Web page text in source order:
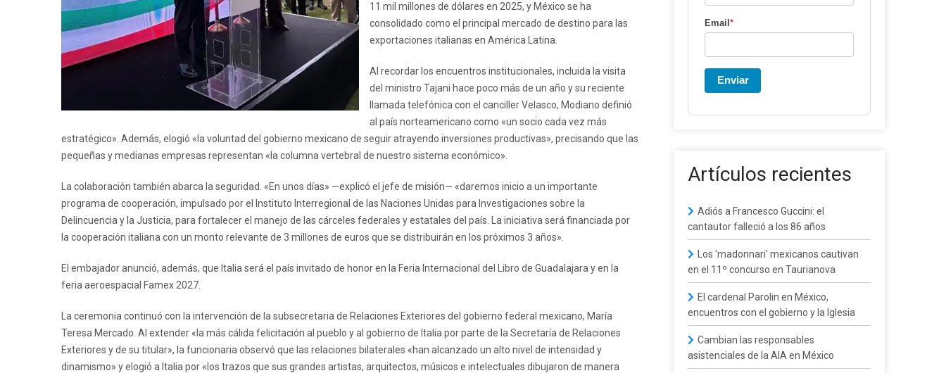
11 mil millones de dólares en 2025, y México se ha
consolidado como el principal mercado de destino para las
exportaciones italianas en América Latina.
Al recordar los encuentros institucionales, incluida la visita
del ministro Tajani hace poco más de un año y su reciente
llamada telefónica con el canciller Velasco, Modiano definió
al país norteamericano como «un socio cada vez más
estratégico». Además, elogió «la voluntad del gobierno mexicano de seguir atrayendo inversiones productivas», precisando que las
pequeñas y medianas empresas representan «la columna vertebral de nuestro sistema económico».
La colaboración también abarca la seguridad. «En unos días» —explicó el jefe de misión— «daremos inicio a un importante
programa de cooperación, impulsado por el Instituto Interregional de las Naciones Unidas para Investigaciones sobre la
Delincuencia y la Justicia, para fortalecer el manejo de las cárceles federales y estatales del país. La iniciativa será financiada por
la cooperación italiana con un monto relevante de 3 millones de euros que se distribuirán en los próximos 3 años».
El embajador anunció, además, que Italia será el país invitado de honor en la Feria Internacional del Libro de Guadalajara y en la
feria aeroespacial Famex 2027.
La ceremonia continuó con la intervención de la subsecretaria de Relaciones Exteriores del gobierno federal mexicano, María
Teresa Mercado. Al extender «la más cálida felicitación al pueblo y al gobierno de Italia por parte de la Secretaría de Relaciones
Exteriores y de su titular», la funcionaria observó que las relaciones bilaterales «han alcanzado un alto nivel de intensidad y
dinamismo» y elogió a Italia por «los trazos que sus grandes artistas, arquitectos, músicos e intelectuales dibujaron de manera
Email *
Enviar
Artículos recientes
Adiós a Francesco Guccini: el
cantautor falleció a los 86 años
Los 'madonnari' mexicanos cautivan
en el 11º concurso en Taurianova
El cardenal Parolin en México,
encuentros con el gobierno y la Iglesia
Cambian las responsables
asistenciales de la AIA en México